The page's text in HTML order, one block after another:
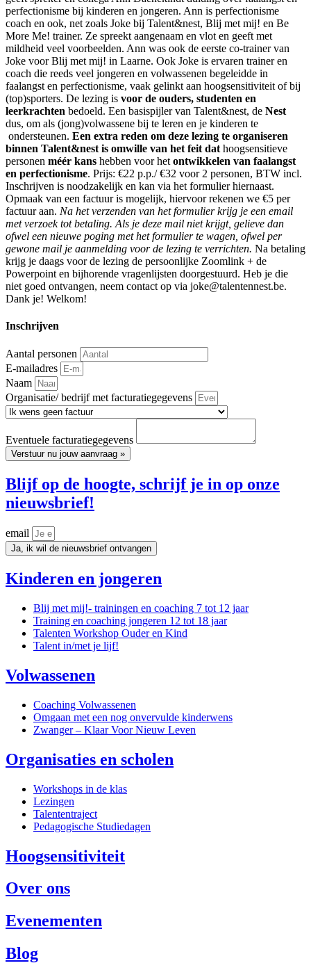
perfectionisme bij kinderen en jongeren. Ann is perfectionisme
coach en ook, net zoals Joke bij Talent&nest, Blij met mij! en Be
More Me! trainer. Ze spreekt aangenaam en vlot en geeft met
mildheid veel voorbeelden. Ann was ook de eerste co-trainer van
Joke voor Blij met mij! in Laarne. Ook Joke is ervaren trainer en
coach die reeds veel jongeren en volwassenen begeleidde in
faalangst en perfectionisme, vaak gelinkt aan hoogsensitiviteit of bij
(top)sporters. De lezing is voor de ouders, studenten en
leerkrachten bedoeld. Een basispijler van Talent&nest, de Nest
dus, om als (jong)volwassene bij te leren en je kinderen te
ondersteunen. Een extra reden om deze lezing te organiseren
binnen Talent&nest is omwille van het feit dat hoogsensitieve
personen méér kans hebben voor het ontwikkelen van faalangst
en perfectionisme. Prijs: €22 p.p./ €32 voor 2 personen, BTW incl.
Inschrijven is noodzakelijk en kan via het formulier hiernaast.
Opmaak van een factuur is mogelijk, hiervoor rekenen we €5 per
factuur aan. Na het verzenden van het formulier krijg je een email
met verzoek tot betaling. Als je deze mail niet krijgt, gelieve dan
ofwel een nieuwe poging met het formulier te wagen, ofwel per
gewone mail je aanmelding voor de lezing te verrichten. Na betaling
krijg je daags voor de lezing de persoonlijke Zoomlink + de
Powerpoint en bijhorende vragenlijsten doorgestuurd. Heb je die
niet goed ontvangen, neem contact op via joke@talentennest.be.
Dank je! Welkom!
Inschrijven
Aantal personen
E-mailadres
Naam
Organisatie/ bedrijf met facturatiegegevens
Eventuele facturatiegegevens
Verstuur nu jouw aanvraag »
Blijf op de hoogte, schrijf je in op onze
nieuwsbrief!
email
Ja, ik wil de nieuwsbrief ontvangen
Kinderen en jongeren
Blij met mij!- trainingen en coaching 7 tot 12 jaar
Training en coaching jongeren 12 tot 18 jaar
Talenten Workshop Ouder en Kind
Talent in/met je lijf!
Volwassenen
Coaching Volwassenen
Omgaan met een nog onvervulde kinderwens
Zwanger – Klaar Voor Nieuw Leven
Organisaties en scholen
Workshops in de klas
Lezingen
Talententraject
Pedagogische Studiedagen
Hoogsensitiviteit
Over ons
Evenementen
Blog